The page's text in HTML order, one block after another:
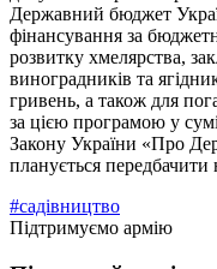
Державний бюджет
фінансування за
розвитку хмелярства,
виноградників та
гривень, а також для
за цією програмою у
Закону України «Про
планується
#садівництво
Підтримуємо армію